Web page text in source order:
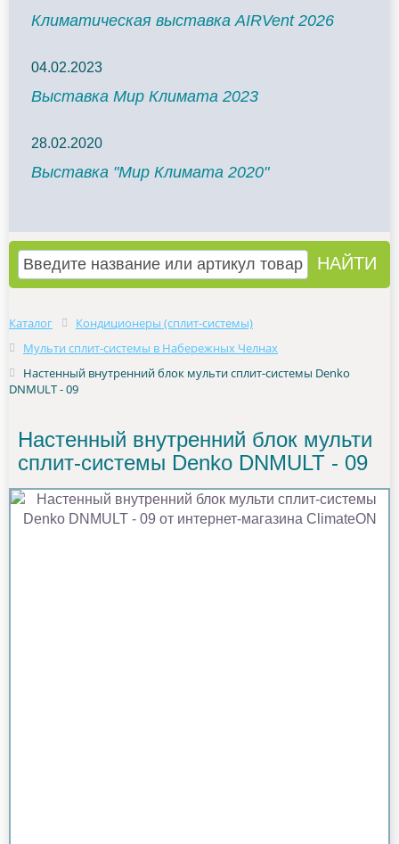
Климатическая выставка AIRVent 2026
04.02.2023
Выставка Мир Климата 2023
28.02.2020
Выставка "Мир Климата 2020"
Каталог
Кондиционеры (сплит-системы)
Мульти сплит-системы в Набережных Челнах
Настенный внутренний блок мульти сплит-системы Denko
DNMULT - 09
Настенный внутренний блок мульти
сплит-системы Denko DNMULT - 09